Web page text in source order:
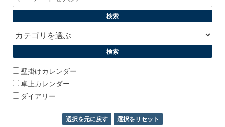
ョ
ン
壁掛けカレンダー
卓上カレンダー
ダイアリー